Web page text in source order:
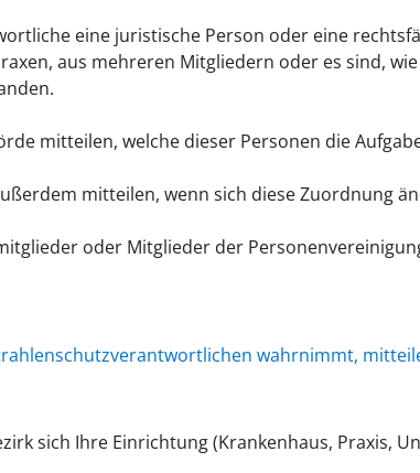
eine juristische Person oder eine
aus mehreren Mitgliedern oder es sind,
mitteilen, welche dieser Personen die
mitteilen, wenn sich diese Zuordnung
oder Mitglieder der
wahrnimmt,
sich Ihre Einrichtung (Krankenhaus, Praxis,